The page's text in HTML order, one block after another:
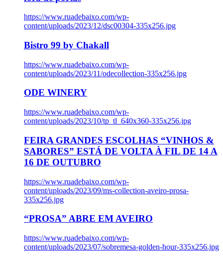
https://www.ruadebaixo.com/wp-
content/uploads/2023/12/dsc00304-335x256.jpg
Bistro 99 by Chakall
https://www.ruadebaixo.com/wp-
content/uploads/2023/11/odecollection-335x256.jpg
ODE WINERY
https://www.ruadebaixo.com/wp-
content/uploads/2023/10/tp_tl_640x360-335x256.jpg
FEIRA GRANDES ESCOLHAS “VINHOS &
SABORES” ESTÁ DE VOLTA À FIL DE 14 A
16 DE OUTUBRO
https://www.ruadebaixo.com/wp-
content/uploads/2023/09/ms-collection-aveiro-prosa-
335x256.jpg
“PROSA” ABRE EM AVEIRO
https://www.ruadebaixo.com/wp-
content/uploads/2023/07/sobremesa-golden-hour-335x256.jpg